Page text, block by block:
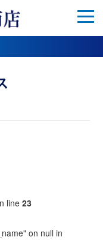
line23
on null in